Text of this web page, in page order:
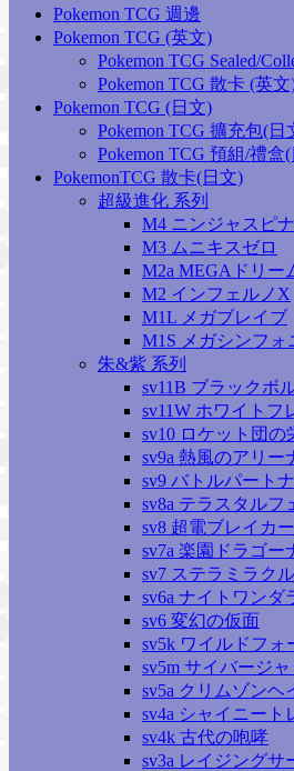
Pokemon TCG 週邊
Pokemon TCG (英文)
Pokemon TCG Sealed/
Pokemon TCG 散卡 (英文
Pokemon TCG (日文)
Pokemon TCG 擴充包(日
Pokemon TCG 預組/禮盒
PokemonTCG 散卡(日文)
超級進化 系列
M4 ニンジャスピ
M3 ムニキスゼロ
M2a MEGAドリー
M2 インフェルノX
M1L メガブレイブ
M1S メガシンフォ
朱&紫 系列
sv11B ブラックボ
sv11W ホワイトフ
sv10 ロケット団の
sv9a 熱風のアリー
sv9 バトルパート
sv8a テラスタルフ
sv8 超電ブレイカー
sv7a 楽園ドラゴー
sv7 ステラミラクル
sv6a ナイトワンダ
sv6 変幻の仮面
sv5k ワイルドフォ
sv5m サイバージ
sv5a クリムゾンヘ
sv4a シャイニート
sv4k 古代の咆哮
sv3a レイジングサ